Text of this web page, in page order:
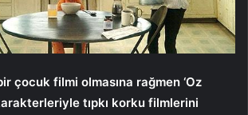
çocuk filmi olmasına rağmen ‘Oz
tıpkı korku filmlerini